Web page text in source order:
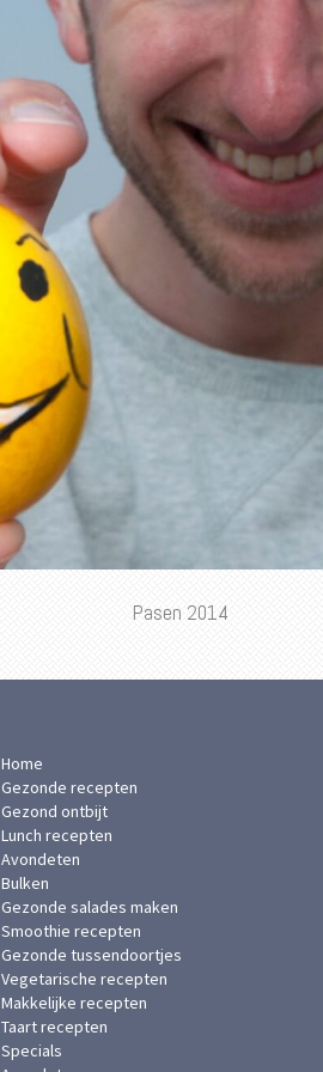
Pasen 2014
Home
Gezonde recepten
Gezond ontbijt
Lunch recepten
Avondeten
Bulken
Gezonde salades maken
Smoothie recepten
Gezonde tussendoortjes
Vegetarische recepten
Makkelijke recepten
Taart recepten
Specials